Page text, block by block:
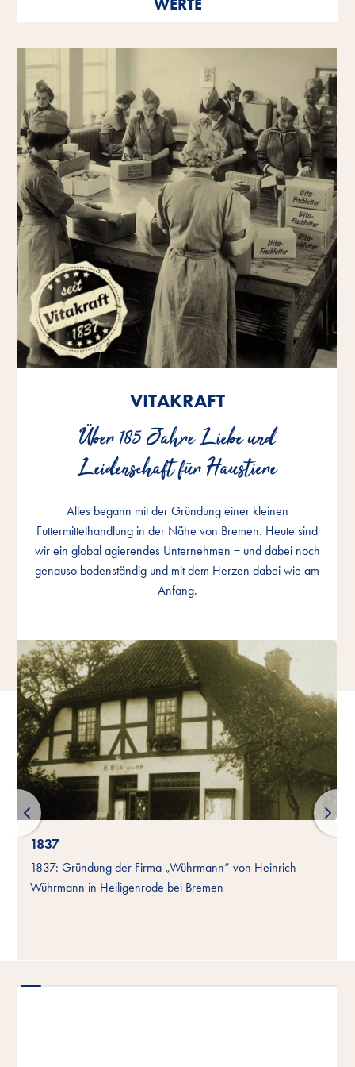
WERTE
als einzelne Persönlichkeiten wie auch als
VITAKRAFT
Über 185 Jahre Liebe und
Leidenschaft für Haustiere
Alles begann mit der Gründung einer kleinen
Futtermittelhandlung in der Nähe von Bremen. Heute sind
wir ein global agierendes Unternehmen − und dabei noch
genauso bodenständig und mit dem Herzen dabei wie am
Anfang.
VITAKRAFT
Über 185 Jahre Liebe und
Leidenschaft für Haustiere
Alles begann mit der Gründung einer kleinen
Futtermittelhandlung in der Nähe von Bremen. Heute sind
wir ein global agierendes Unternehmen − und dabei noch
genauso bodenständig und mit dem Herzen dabei wie am
Anfang.
VITAKRAFT
Über 185 Jahre Liebe und
Leidenschaft für Haustiere
Alles begann mit der Gründung einer kleinen
Futtermittelhandlung in der Nähe von Bremen. Heute sind
wir ein global agierendes Unternehmen − und dabei noch
genauso bodenständig und mit dem Herzen dabei wie am
Anfang.
1837
1837: Gründung der Firma „Wührmann“ von Heinrich
Wührmann in Heiligenrode bei Bremen